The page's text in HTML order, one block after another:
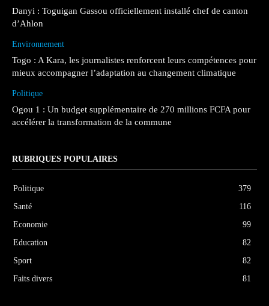
Danyi : Toguigan Gassou officiellement installé chef de canton
d’Ahlon
Environnement
Togo : A Kara, les journalistes renforcent leurs compétences pour
mieux accompagner l’adaptation au changement climatique
Politique
Ogou 1 : Un budget supplémentaire de 270 millions FCFA pour
accélérer la transformation de la commune
RUBRIQUES POPULAIRES
Politique
379
Santé
116
Economie
99
Education
82
Sport
82
Faits divers
81